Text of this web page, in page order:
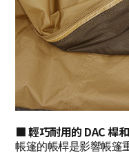
■ 輕巧耐用的 DAC 桿
帳篷的帳桿是影響帳篷